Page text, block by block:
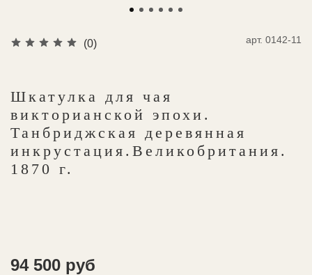
(0) арт. 0142-11
Шкатулка для чая
викторианской эпохи.
Танбриджская деревянная
инкрустация.Великобритания.
1870 г.
94 500 руб